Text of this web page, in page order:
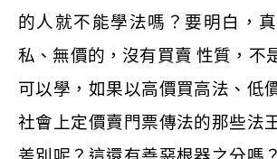
的人就不能學法嗎？要明白，
私、無價的，沒有買賣 性質，不
可以學，如果以高價買高法、低
社會上定價賣門票傳法的那些法